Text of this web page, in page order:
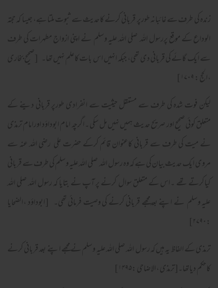
زندہ کی طرف سے غائبانہ طورپر قربانی کرنے کاحدیث سے ثبوت ملتا ہے، جیسا کہ حجتہ
الوداع کے موقع پررسول اللہ صلی اللہ علیہ وسلم نے اپنی ازواج مطہرات کی طرف
سے ایک گائے کی قربانی دی تھی، جبکہ انہیں اس بات کاعلم نہیں تھا۔ [صحیح بخاری
،الحج : ۱۷۰۹]
لیکن فوت شدہ کی طرف سے مستقل حیثیت سے انفرادی طورپر قربانی دینے کے
متعلق کوئی صحیح اور صریح حدیث ہمیں نہیں مل سکی ۔اگرچہ امام ابوداؤد اورامام ترمذی
نے میت کی طرف سے قربانی کاعنوان قائم کرکے حضرت علی رضی اللہ عنہ سے
مروی ایک حدیث بیان کی ہے کہ وہ رسول اللہ صلی اللہ علیہ وسلم کی طرف سے قربانی
کیاکرتے تھے ۔اس کے متعلق سوال کرنے پر آپ نے بتایا کہ رسول اللہ صلی اللہ
علیہ وسلم نے اپنے بعدمجھے قربانی کرنے کی وصیت فرمائی تھی۔ [ابوداؤد ،الضحایا
:۲۷۹۰]
ترمذی کے الفاظ یہ ہیں کہ رسول اللہ صلی اللہ علیہ وسلم نے مجھے اپنے بعد قربانی کرنے
کاحکم دیاتھا۔[ترمذی ،الاضاحی :۱۴۹۵]